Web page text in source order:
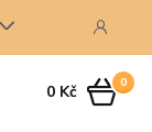
0
0 Kč